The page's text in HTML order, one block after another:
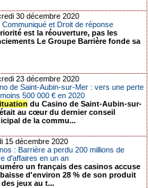
30 décembre 2020
et Droit de réponse
est la réouverture, pas les
Le Groupe Barrière fonde sa
23 décembre 2020
de Saint-Aubin-sur-Mer : vers une perte
500 000 € en 2020
du Casino de Saint-Aubin-sur-
au cœur du dernier conseil
de la commu...
15 décembre 2020
: Barrière a perdu 200 millions de
d'affaires en un an
un français des casinos accuse
d'environ 28 % de son produit
jeux au t...